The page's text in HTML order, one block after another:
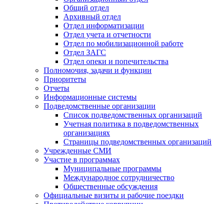
Общий отдел
Архивный отдел
Отдел информатизации
Отдел учета и отчетности
Отдел по мобилизационной работе
Отдел ЗАГС
Отдел опеки и попечительства
Полномочия, задачи и функции
Приоритеты
Отчеты
Информационные системы
Подведомственные организации
Список подведомственных организаций
Учетная политика в подведомственных
организациях
Страницы подведомственных организаций
Учрежденные СМИ
Участие в программах
Муниципальные программы
Международное сотрудничество
Общественные обсуждения
Официальные визиты и рабочие поездки